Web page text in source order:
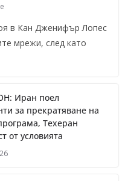
в Кан Дженифър Лопес
мрежи, след като
Иран поел
за прекратяване на
Техеран
от условията